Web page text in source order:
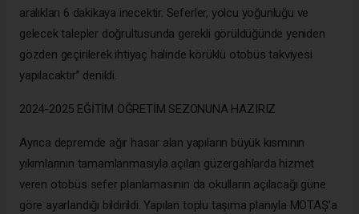
aralıkları 6 dakikaya inecektir. Seferler, yolcu yoğunluğu ve
gelecek talepler doğrultusunda gerekli görüldüğünde yeniden
gözden geçirilerek ihtiyaç halinde körüklü otobüs takviyesi
yapılacaktır” denildi.
2024-2025 EĞİTİM ÖĞRETİM SEZONUNA HAZIRIZ
Ayrıca depremde ağır hasar alan yapıların büyük kısmının
yıkımlarının tamamlanmasıyla açılan güzergahlarda hizmet
veren otobüs sefer planlamasının da okulların açılacağı güne
göre ayarlandığı bildirildi. Yapılan toplu taşıma planıyla MOTAŞ’a